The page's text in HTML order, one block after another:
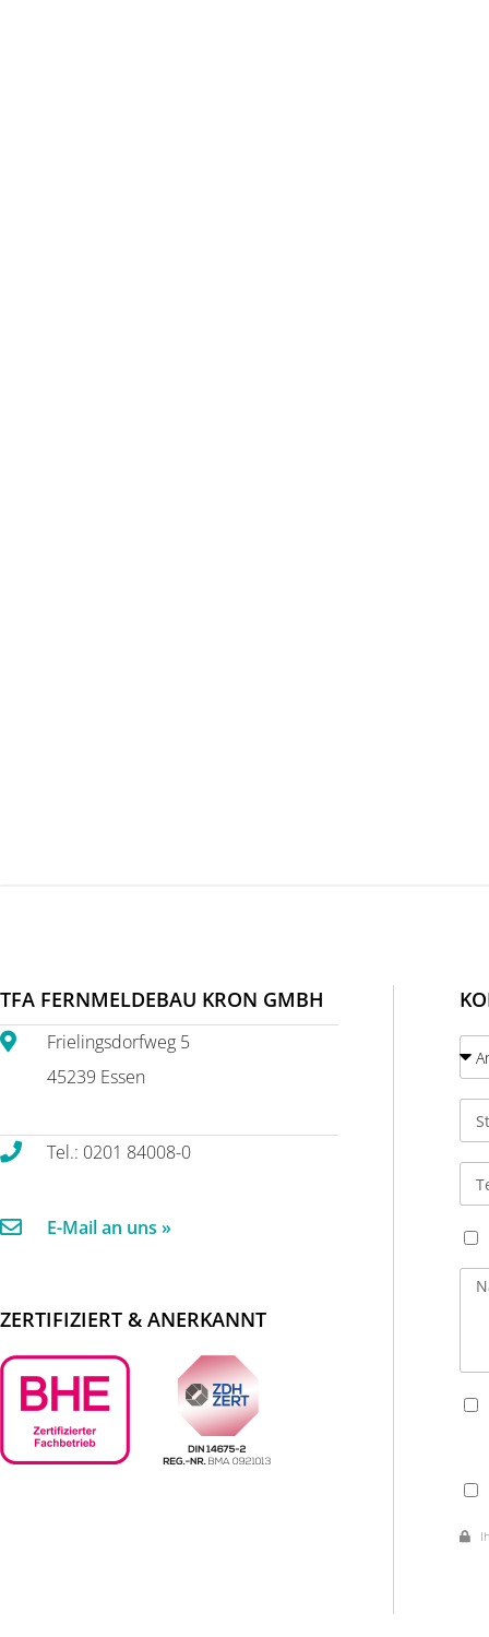
TFA FERNMELDEBAU KRON GMBH
Frielingsdorfweg 5
45239 Essen
Tel.: 0201 84008-0
E-Mail an uns »
ZERTIFIZIERT & ANERKANNT